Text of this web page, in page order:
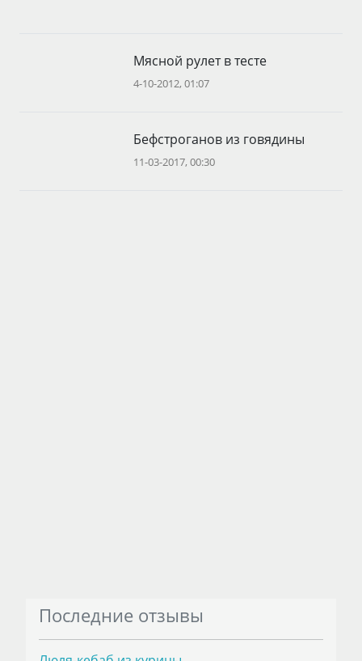
Мясной рулет в тесте
4-10-2012, 01:07
Бефстроганов из говядины
11-03-2017, 00:30
Последние отзывы